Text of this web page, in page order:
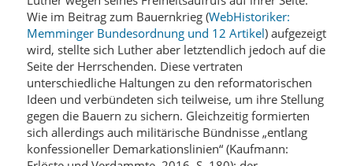
Wie im Beitrag zum Bauernkrieg (WebHistoriker:
Memminger Bundesordnung und 12 Artikel) aufgezeigt
wird, stellte sich Luther aber letztendlich jedoch auf die
Seite der Herrschenden. Diese vertraten
unterschiedliche Haltungen zu den reformatorischen
Ideen und verbündeten sich teilweise, um ihre Stellung
gegen die Bauern zu sichern. Gleichzeitig formierten
sich allerdings auch militärische Bündnisse „entlang
konfessioneller Demarkationslinien“ (Kaufmann: